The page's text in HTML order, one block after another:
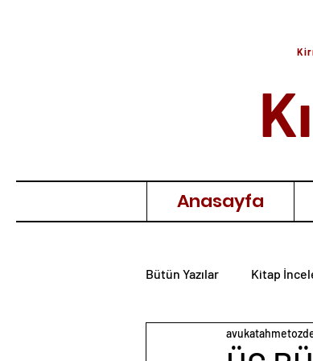
Anasayfa
Bütün Yazılar Kitap
Film İncelemeleri